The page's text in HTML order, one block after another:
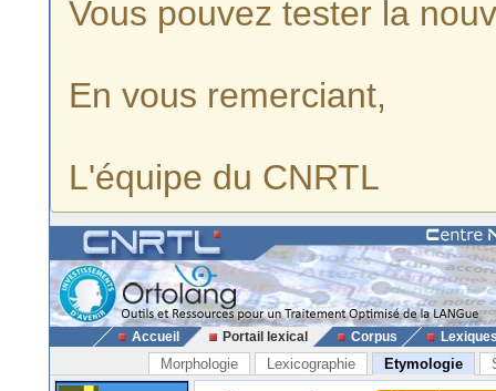
Vous pouvez tester la
En vous remerciant,
L'équipe du CNRTL
Accueil Portail lexical Corpus
Morphologie Lexicographie Etymologie